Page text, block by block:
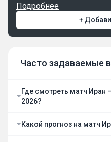
Подробнее
+
Часто задаваемые
Где смотреть матч Иран
2026?
Какой прогноз на матч